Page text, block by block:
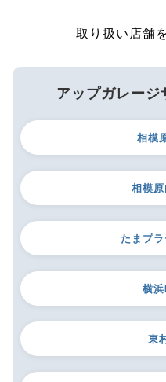
取り扱い店舗
アップガレージ
相模
相模
たまプ
横
東